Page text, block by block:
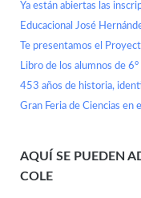
Ya están abiertas las
Educacional José
Te presentamos el
Libro de los alumnos de
453 años de historia,
Gran Feria de Ciencias en
AQUÍ SE PUEDEN
COLE